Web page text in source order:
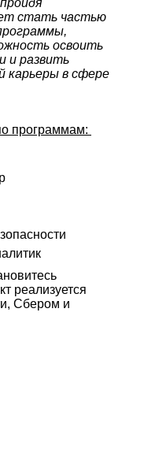
стать частью
освоить
и развить
карьеры в сфере
программам:
реализуется
Сбером и